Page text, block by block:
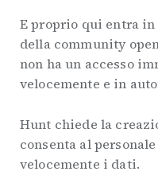
E proprio qui entra
della community
non ha un accesso
velocemente e in
Hunt chiede la
consenta al
velocemente i dati.